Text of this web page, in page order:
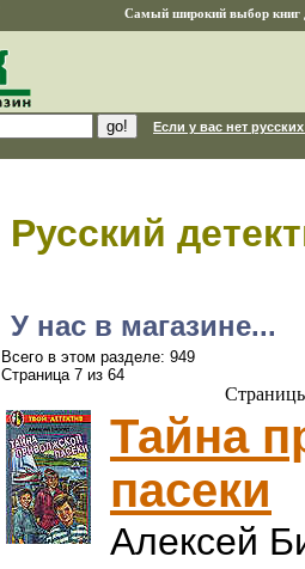
Самый широкий выбор книг
Если у вас нет
Русский
У нас в магазине...
Всего в этом разделе: 949
Страница 7 из 64
Тайна
пасеки
Алексей